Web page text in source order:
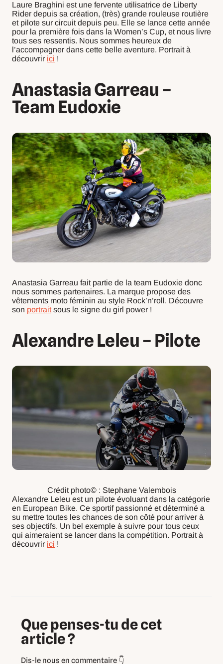
Laure Braghini est une fervente utilisatrice de Liberty
Rider depuis sa création, (très) grande rouleuse routière
et pilote sur circuit depuis peu. Elle se lance cette année
pour la première fois dans la Women’s Cup, et nous livre
tous ses ressentis. Nous sommes heureux de
l’accompagner dans cette belle aventure. Portrait à
découvrir ici !
Anastasia Garreau –
Team Eudoxie
Anastasia Garreau fait partie de la team Eudoxie donc
nous sommes partenaires. La marque propose des
vêtements moto féminin au style Rock’n’roll. Découvre
son portrait sous le signe du girl power !
Alexandre Leleu – Pilote
Crédit photo© : Stephane Valembois
Alexandre Leleu est un pilote évoluant dans la catégorie
en European Bike. Ce sportif passionné et déterminé a
su mettre toutes les chances de son côté pour arriver à
ses objectifs. Un bel exemple à suivre pour tous ceux
qui aimeraient se lancer dans la compétition. Portrait à
découvrir ici !
Que penses-tu de cet
article ?